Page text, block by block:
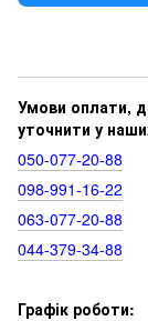
Умови оплати,
уточнити у
050‑077‑20‑88
098‑991‑16‑22
063‑077‑20‑88
044‑379‑34‑88
Графік роботи: